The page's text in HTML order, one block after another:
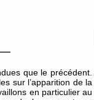
que le précédent.
sur l’apparition de la
en particulier au